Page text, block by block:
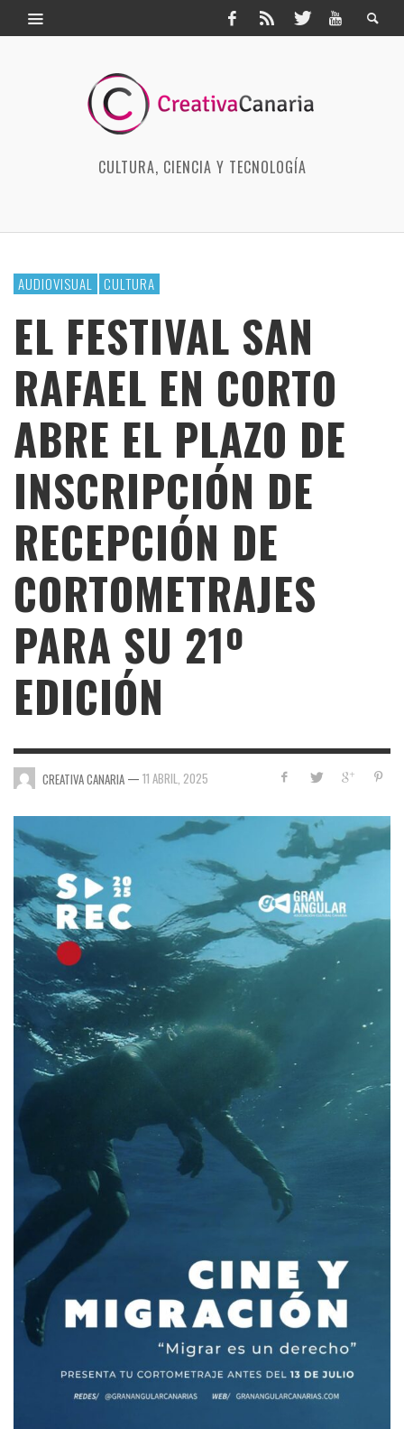
CULTURA, CIENCIA Y TECNOLOGÍA
AUDIOVISUAL CULTURA
EL FESTIVAL SAN
RAFAEL EN CORTO
ABRE EL PLAZO DE
INSCRIPCIÓN DE
RECEPCIÓN DE
CORTOMETRAJES
PARA SU 21º
EDICIÓN
CREATIVA CANARIA — 11 ABRIL, 2025